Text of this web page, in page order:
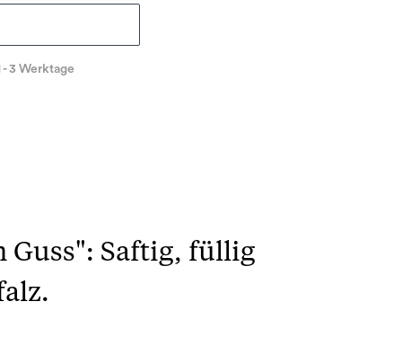
3 Werktage
Guss": Saftig, füllig